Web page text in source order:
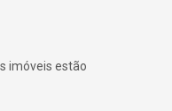
imóveis estão